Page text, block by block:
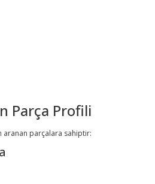
Parça Profili
aranan parçalara sahiptir: